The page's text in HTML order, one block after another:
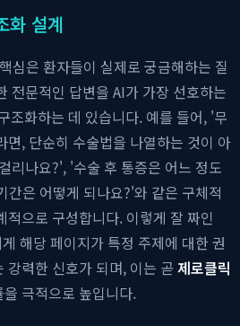
화 설계
심은 환자들이 실제로 궁금해하는 질
전문적인 답변을 AI가 가장 선호하는
조화하는 데 있습니다. 예를 들어, '무
면, 단순히 수술법을 나열하는 것이 아
리나요?', '수술 후 통증은 어느 정도
간은 어떻게 되나요?'와 같은 구체적
으로 구성합니다. 이렇게 잘 짜인
해당 페이지가 특정 주제에 대한 권
강력한 신호가 되며, 이는 곧제로클릭
극적으로 높입니다.